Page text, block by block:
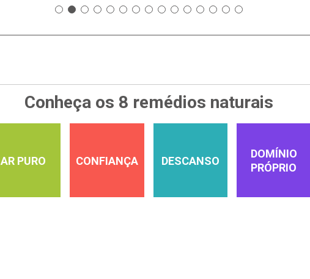
Conheça os 8 remédios naturais
AR PURO CONFIANÇA DESCANSO
DOMÍNIO
PRÓPRIO